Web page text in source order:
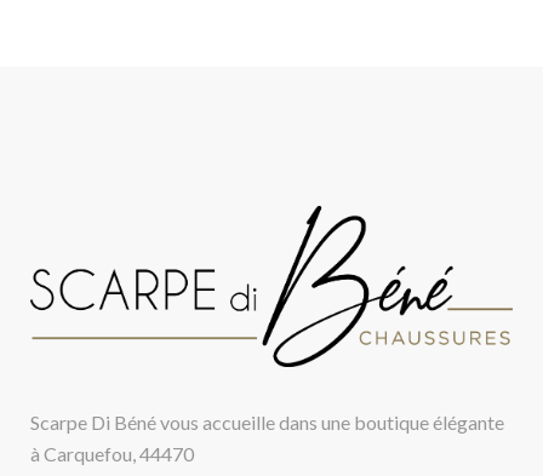
Scarpe Di Béné vous accueille dans une boutique élégante
à Carquefou, 44470